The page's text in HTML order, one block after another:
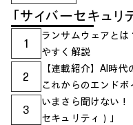
「サイバーセキュリ
1
ランサムウェアとは
やすく解説
2
【連載紹介】AI時
これからのエンドポ
3
いまさら聞けない
セキュリティ）」